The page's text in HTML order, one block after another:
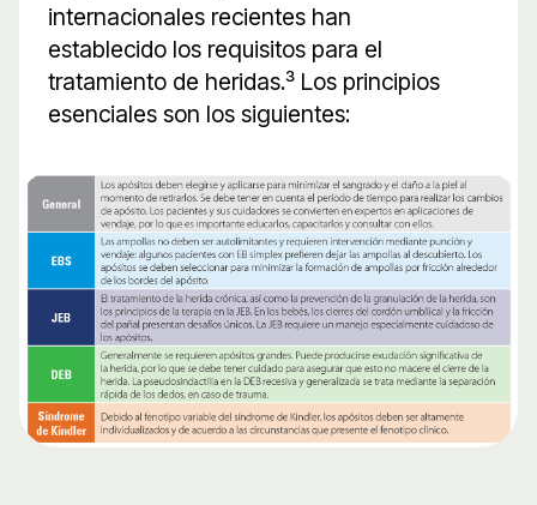
internacionales recientes han
establecido los requisitos para el
tratamiento de heridas.³ Los principios
esenciales son los siguientes: